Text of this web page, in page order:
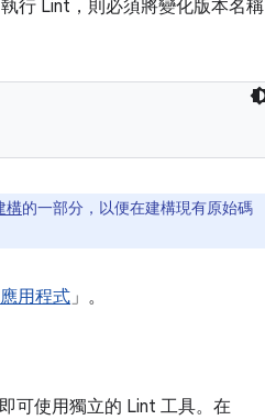
行 Lint，則必須將變化版本名稱
構的一部分，以便在建構現有原始碼
用程式」。
即可使用獨立的 Lint 工具。在